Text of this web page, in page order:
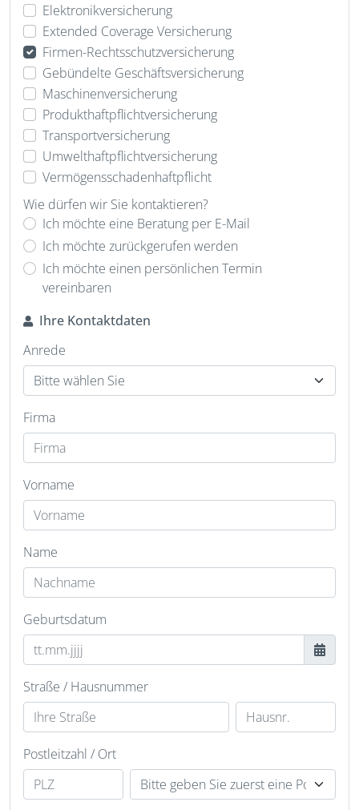
Elektronikversicherung
Extended Coverage Versicherung
Firmen-Rechtsschutzversicherung
Gebündelte Geschäftsversicherung
Maschinenversicherung
Produkthaftpflichtversicherung
Transportversicherung
Umwelthaftpflichtversicherung
Vermögensschadenhaftpflicht
Wie dürfen wir Sie kontaktieren?
Ich möchte eine Beratung per E-Mail
Ich möchte zurückgerufen werden
Ich möchte einen persönlichen Termin
vereinbaren
Ihre Kontaktdaten
Anrede
Firma
Vorname
Name
Geburtsdatum
Straße / Hausnummer
Postleitzahl / Ort